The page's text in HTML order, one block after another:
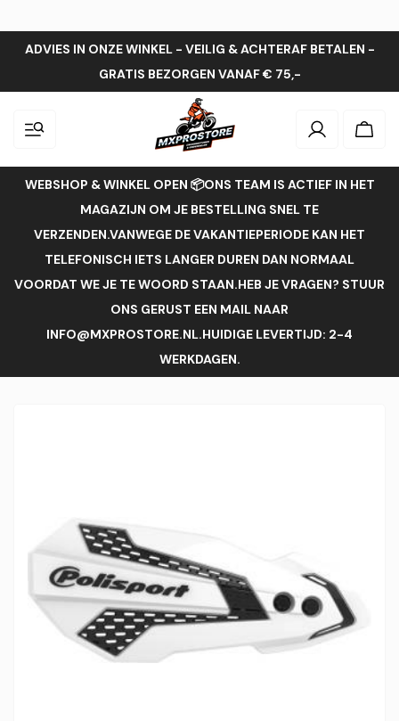
ADVIES IN ONZE WINKEL - VEILIG & ACHTERAF BETALEN -
GRATIS BEZORGEN VANAF € 75,-
Inloggen
WEBSHOP & WINKEL OPEN 📦ONS TEAM IS ACTIEF IN HET
MAGAZIJN OM JE BESTELLING SNEL TE
VERZENDEN.VANWEGE DE VAKANTIEPERIODE KAN HET
TELEFONISCH IETS LANGER DUREN DAN NORMAAL
VOORDAT WE JE TE WOORD STAAN.HEB JE VRAGEN? STUUR
ONS GERUST EEN MAIL NAAR
INFO@MXPROSTORE.NL.HUIDIGE LEVERTIJD: 2-4
WERKDAGEN.